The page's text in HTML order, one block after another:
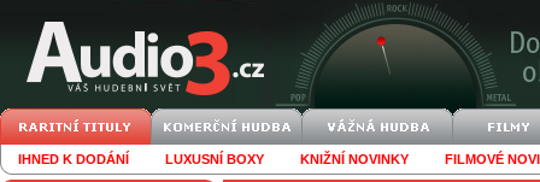
IHNED K DODÁNÍ LUXUSNÍ BOXY KNIŽNÍ NOVINKY FILMOVÉ